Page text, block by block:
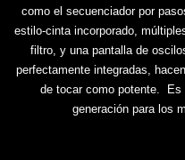
como el secuenciador por
estilo-cinta incorporado,
filtro, y una pantalla de
perfectamente integradas,
de tocar como potente. Es
generación para los